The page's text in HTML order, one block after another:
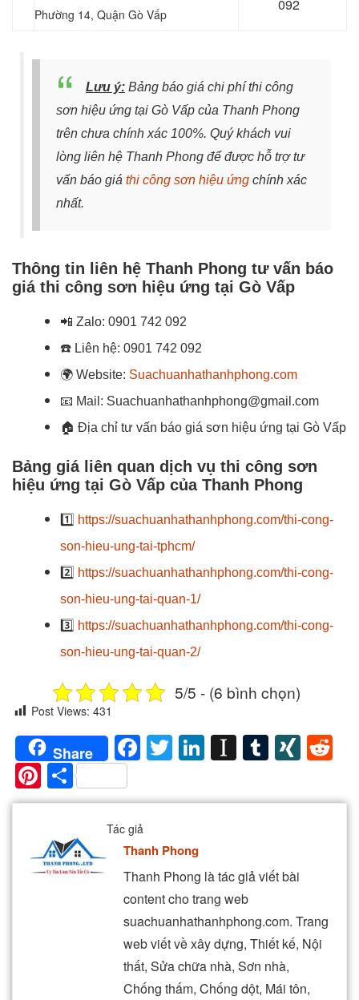
Phường 14, Quận Gò Vấp
092
Lưu ý: Bảng báo giá chi phí thi công
sơn hiệu ứng tại Gò Vấp của Thanh Phong
trên chưa chính xác 100%. Quý khách vui
lòng liên hệ Thanh Phong để được hỗ trợ tư
vấn báo giá thi công sơn hiệu ứng chính xác
nhất.
Thông tin liên hệ Thanh Phong tư vấn báo
giá thi công sơn hiệu ứng tại Gò Vấp
📲 Zalo: 0901 742 092
☎️ Liên hệ: 0901 742 092
🌍 Website: Suachuanhathanhphong.com
📧 Mail: Suachuanhathanhphong@gmail.com
🏠 Địa chỉ tư vấn báo giá sơn hiệu ứng tại Gò Vấp
Bảng giá liên quan dịch vụ thi công sơn
hiệu ứng tại Gò Vấp của Thanh Phong
1️⃣ https://suachuanhathanhphong.com/thi-cong-
son-hieu-ung-tai-tphcm/
2️⃣ https://suachuanhathanhphong.com/thi-cong-
son-hieu-ung-tai-quan-1/
3️⃣ https://suachuanhathanhphong.com/thi-cong-
son-hieu-ung-tai-quan-2/
5/5 - (6 bình chọn)
Post Views: 431
Share Facebook
Twitter
LinkedIn
Instapaper
Tumblr
Pinterest
Share
Tác giả
Thanh Phong
Thanh Phong là tác giả viết bài
content cho trang web
suachuanhathanhphong.com. Trang
web viết về xây dựng, Thiết kế, Nội
thất, Sửa chữa nhà, Sơn nhà,
Chống thấm, Chống dột, Mái tôn,